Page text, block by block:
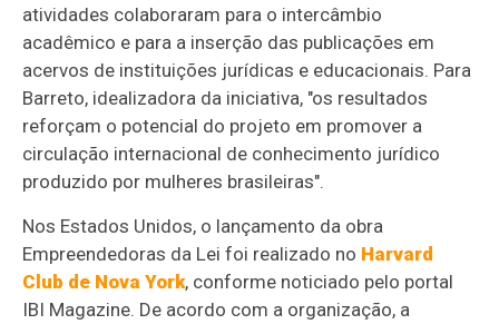
atividades colaboraram para o intercâmbio
acadêmico e para a inserção das publicações em
acervos de instituições jurídicas e educacionais. Para
Barreto, idealizadora da iniciativa, "os resultados
reforçam o potencial do projeto em promover a
circulação internacional de conhecimento jurídico
produzido por mulheres brasileiras".
Nos Estados Unidos, o lançamento da obra
Empreendedoras da Lei foi realizado no Harvard
Club de Nova York, conforme noticiado pelo portal
IBI Magazine. De acordo com a organização, a